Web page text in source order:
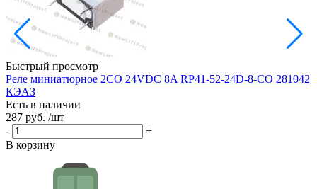
Быстрый просмотр
Реле миниатюрное 2CO 24VDC 8A RP41-52-24D-8-CO 281042
КЭАЗ
Есть в наличии
287 руб. /шт
-
+
В корзину